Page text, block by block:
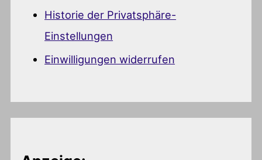
Historie der Privatsphäre-
Einstellungen
Einwilligungen widerrufen